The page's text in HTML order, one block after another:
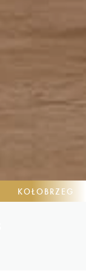
KOŁOBRZEG